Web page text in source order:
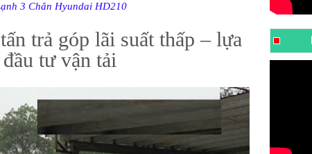
3 Chân Hyundai HD210
trả góp lãi suất thấp – lựa
tư vận tải